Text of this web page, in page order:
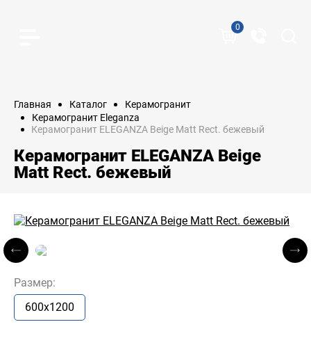
0
Главная Каталог
Керамогранит
Керамогранит Eleganza
Керамогранит ELEGANZA Beige Matt Rect. бежевый
Керамогранит ELEGANZA Beige
Matt Rect. бежевый
Размер:
600x1200